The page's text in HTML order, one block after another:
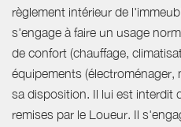
règlement intérieur de
s'engage à faire un usage
de confort (chauffage,
équipements (électroménager,
sa disposition. Il lui est interdit
remises par le Loueur. Il